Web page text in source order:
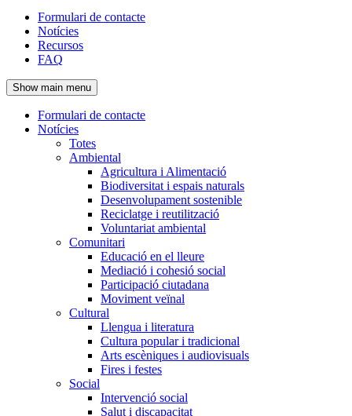
Navegació
principal
de
l'encapçalament
Formulari de contacte
Notícies
Recursos
FAQ
Show main menu
Navegació
principal
Formulari de contacte
Notícies
Totes
Ambiental
Agricultura i Alimentació
Biodiversitat i espais naturals
Desenvolupament sostenible
Reciclatge i reutilització
Voluntariat ambiental
Comunitari
Educació en el lleure
Mediació i cohesió social
Participació ciutadana
Moviment veïnal
Cultural
Llengua i literatura
Cultura popular i tradicional
Arts escèniques i audiovisuals
Fires i festes
Social
Intervenció social
Salut i discapacitat